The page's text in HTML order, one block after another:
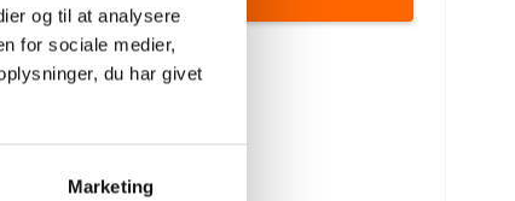
og til at analysere
for sociale medier,
du har givet
Marketing